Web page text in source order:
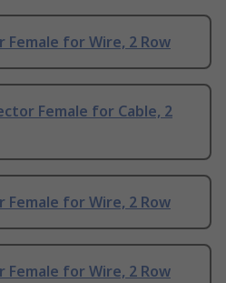
Female for Wire, 2 Row
Female for Cable, 2
Female for Wire, 2 Row
Female for Wire, 2 Row